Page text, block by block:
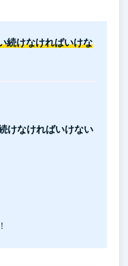
続けなければいけな
けなければいけない